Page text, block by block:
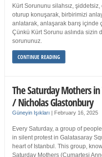
Kürt Sorununu silahsız, şiddetsiz,
oturup konuşarak, birbirimizi
anlatarak, anlaşarak barış içinde
Çünkü Kürt Sorunu aslında sizin
sorununuz.
CONTINUE READING
The Saturday Mothers
/ Nicholas Glastonbury
Güneyin Işıkları | February 16, 2025
Every Saturday, a group of
in silent protest in Galatasaray
heart of Istanbul. This group,
Saturday Mothers (Cumartesi